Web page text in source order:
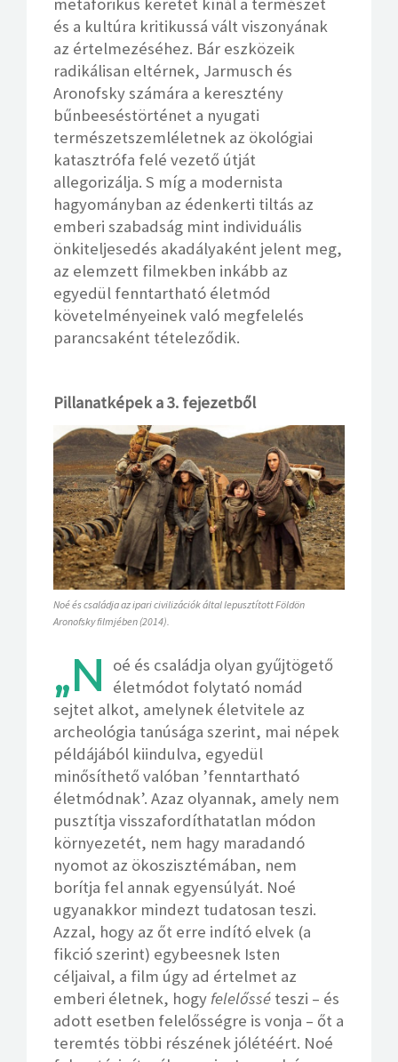
metaforikus keretet kínál a természet
és a kultúra kritikussá vált viszonyának
az értelmezéséhez. Bár eszközeik
radikálisan eltérnek, Jarmusch és
Aronofsky számára a keresztény
bűnbeeséstörténet a nyugati
természetszemléletnek az ökológiai
katasztrófa felé vezető útját
allegorizálja. S míg a modernista
hagyományban az édenkerti tiltás az
emberi szabadság mint individuális
önkiteljesedés akadályaként jelent meg,
az elemzett filmekben inkább az
egyedül fenntartható életmód
követelményeinek való megfelelés
parancsaként tételeződik.
Pillanatképek a 3. fejezetből
Noé és családja az ipari civilizációk által lepusztított Földön
Aronofsky filmjében (2014).
„N
oé és családja olyan gyűjtögető
életmódot folytató nomád
sejtet alkot, amelynek életvitele az
archeológia tanúsága szerint, mai népek
példájából kiindulva, egyedül
minősíthető valóban ’fenntartható
életmódnak’. Azaz olyannak, amely nem
pusztítja visszafordíthatatlan módon
környezetét, nem hagy maradandó
nyomot az ökoszisztémában, nem
borítja fel annak egyensúlyát. Noé
ugyanakkor mindezt tudatosan teszi.
Azzal, hogy az őt erre indító elvek (a
fikció szerint) egybeesnek Isten
céljaival, a film úgy ad értelmet az
emberi életnek, hogy felelőssé teszi – és
adott esetben felelősségre is vonja – őt a
teremtés többi részének jólétéért. Noé